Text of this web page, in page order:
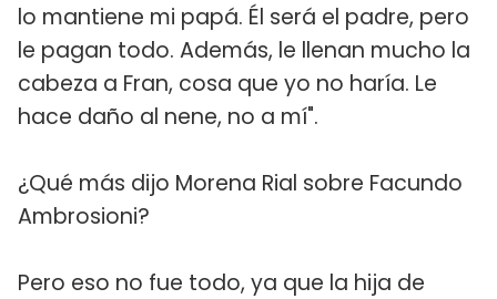
lo mantiene mi papá. Él será el padre, pero
le pagan todo. Además, le llenan mucho la
cabeza a Fran, cosa que yo no haría. Le
hace daño al nene, no a mí".
¿Qué más dijo Morena Rial sobre Facundo
Ambrosioni?
Pero eso no fue todo, ya que la hija de